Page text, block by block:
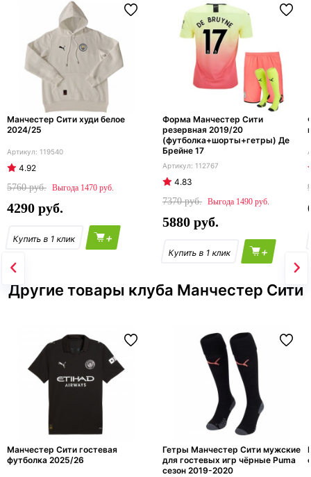
Манчестер Сити худи белое
2024/25
119540
4.92
5760
1470
4290
+
Форма Манчестер Сити
резервная 2019/20
(футболка+шорты+гетры) Де
Брейне 17
112767
4.83
7370
1490
5880
+
Другие товары клуба Манчестер Сити
Манчестер Сити гостевая
футболка 2025/26
Гетры Манчестер Сити мужские
для гостевых игр чёрные Puma
сезон 2019-2020